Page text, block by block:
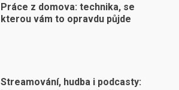
Práce z domova: technika, se
kterou vám to opravdu půjde
Streamování, hudba i podcasty: